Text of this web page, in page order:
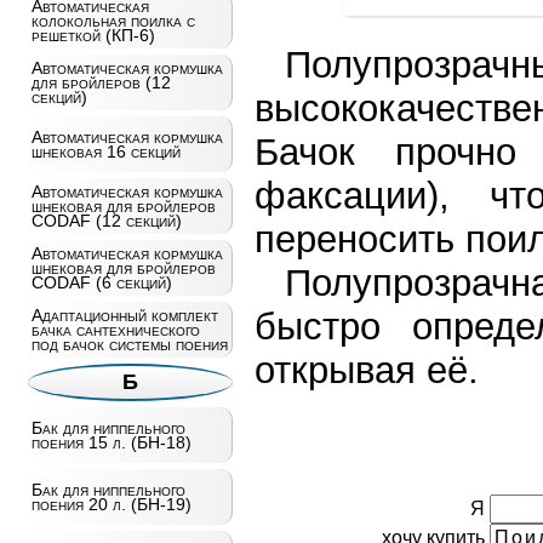
Автоматическая
колокольная поилка с
решеткой (КП-6)
Автоматическая кормушка
для бройлеров (12
секций)
Автоматическая кормушка
шнековая 16 секций
Автоматическая кормушка
шнековая для бройлеров
CODAF (12 секций)
Автоматическая кормушка
шнековая для бройлеров
CODAF (6 секций)
Адаптационный комплект
бачка сантехнического
под бачок системы поения
Б
Бак для ниппельного
поения 15 л. (БН-18)
Бак для ниппельного
поения 20 л. (БН-19)
Бачок
факсации),
переносить
быстро
открывая её.
Я
хочу купить